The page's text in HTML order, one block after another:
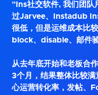
"Ins社交软件, 我们团队
过Jarvee、Instadub
很低，但是运维成本比
block、disable、邮件
从去年底开始和老板合
3个月，结果整体比较
心运营转化率，发帖、